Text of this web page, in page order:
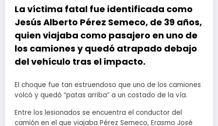
La víctima fatal fue identificada como
Jesús Alberto Pérez Semeco, de 39 años,
quien viajaba como pasajero en uno de
los camiones y quedó atrapado debajo
del vehículo tras el impacto.
El choque fue tan estruendoso que uno de los camiones
volcó y quedó “patas arriba” a un costado de la vía.
Entre los lesionados se encuentra el conductor del
camión en el que viajaba Pérez Semeco, Erasmo José